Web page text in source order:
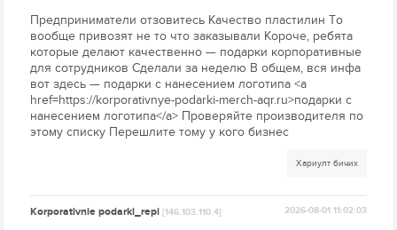
Предприниматели отзовитесь Качество пластилин То
вообще привозят не то что заказывали Короче, ребята
которые делают качественно — подарки корпоративные
для сотрудников Сделали за неделю В общем, вся инфа
вот здесь — подарки с нанесением логотипа <a
href=https://korporativnye-podarki-merch-aqr.ru>подарки с
нанесением логотипа</a> Проверяйте производителя по
этому списку Перешлите тому у кого бизнес
Хариулт бичих
Korporativnie podarki_repi[146.103.110.4] 2026-08-01 11:02:03